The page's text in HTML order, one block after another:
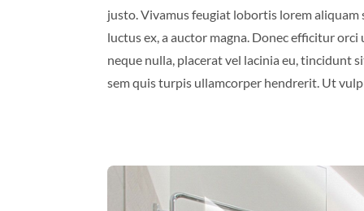
justo. Vivamus feugiat lobortis lorem
luctus ex, a auctor magna. Donec efficitur
neque nulla, placerat vel lacinia eu, tincidunt
sem quis turpis ullamcorper hendrerit. Ut
ante ipsum rutrum odio, nec molestie purus
ante ipsum primis in faucibus orci luctus et